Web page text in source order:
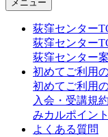
メニュー
荻窪センター
荻窪センター
荻窪センター
初めてご利用
初めてご利用
入会・受講規約
みカルポイント
よくある質問